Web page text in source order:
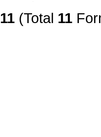
11 (Total 11